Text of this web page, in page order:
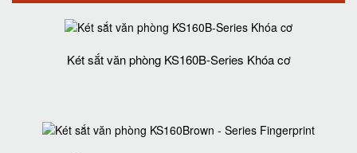
Két sắt văn phòng KS160B-Series Khóa cơ